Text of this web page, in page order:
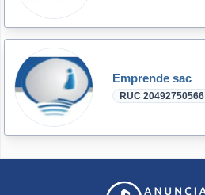
Emprende sac
RUC 20492750566